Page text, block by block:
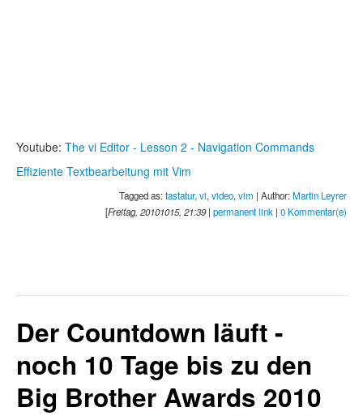
Youtube: The vi Editor - Lesson 2 - Navigation Commands
Effiziente Textbearbeitung mit Vim
Tagged as:tastatur, vi, video, vim | Author:Martin Leyrer
[Freitag, 20101015, 21:39| permanent link | 0 Kommentar(e)
Der Countdown läuft -
noch 10 Tage bis zu den
Big Brother Awards 2010